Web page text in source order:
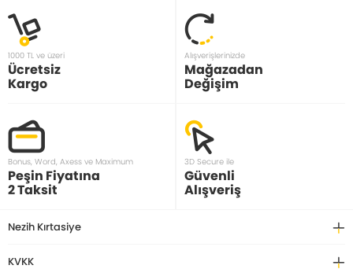
1000 TL ve üzeri
Ücretsiz
Kargo
Alışverişlerinizde
Mağazadan
Değişim
Bonus, Word, Axess ve Maximum
Peşin Fiyatına
2 Taksit
3D Secure ile
Güvenli
Alışveriş
Nezih Kırtasiye
KVKK